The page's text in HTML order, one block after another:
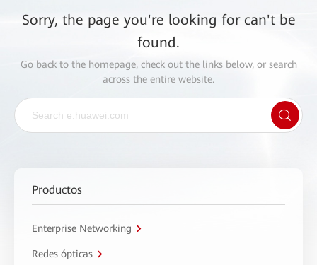
Sorry, the page you're looking for can't be
found.
Go back to the homepage, check out the links below, or search
across the entire website.
Productos
Enterprise Networking
Redes ópticas